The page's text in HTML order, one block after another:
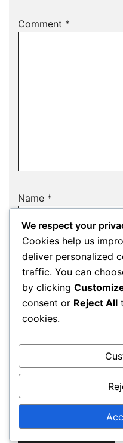
Comment *
Name *
Email*
Website
Save my name,
browser for the next
We respect your
Cookies help us
deliver personalized
traffic. You can
by clicking
consent or Reject All
cookies.